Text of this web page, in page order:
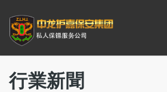
行業新聞